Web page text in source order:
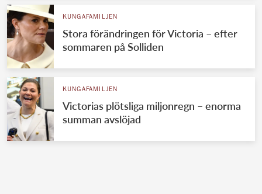
KUNGAFAMILJEN
Stora förändringen för Victoria – efter
sommaren på Solliden
KUNGAFAMILJEN
Victorias plötsliga miljonregn – enorma
summan avslöjad